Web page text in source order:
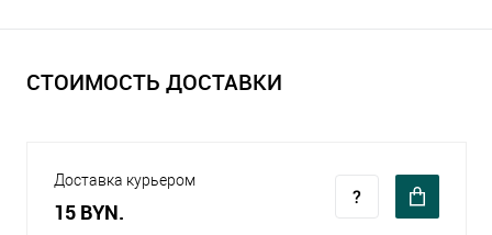
СТОИМОСТЬ ДОСТАВКИ
Доставка курьером
15 BYN.